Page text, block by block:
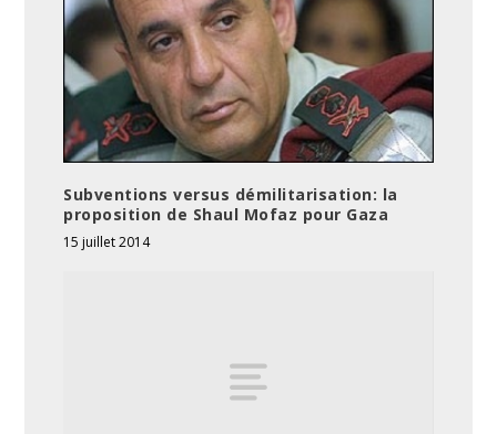
Subventions versus démilitarisation: la
proposition de Shaul Mofaz pour Gaza
15 juillet 2014